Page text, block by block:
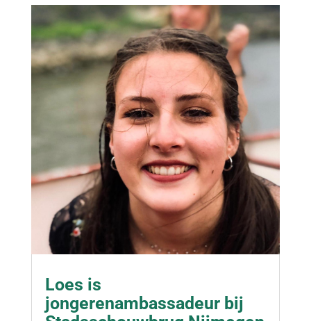
Loes is
jongerenambassadeur bij